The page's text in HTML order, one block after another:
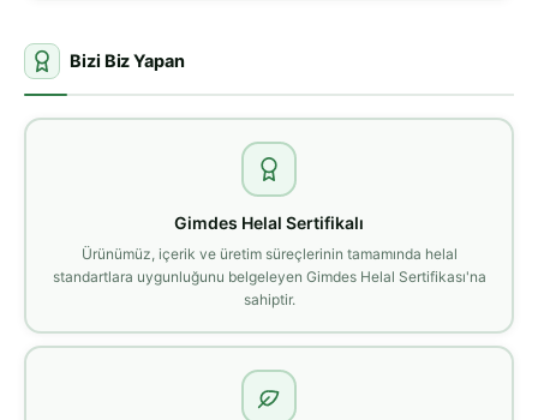
Bizi Biz Yapan
Gimdes Helal Sertifikalı
Ürünümüz, içerik ve üretim süreçlerinin tamamında helal
standartlara uygunluğunu belgeleyen Gimdes Helal Sertifikası'na
sahiptir.